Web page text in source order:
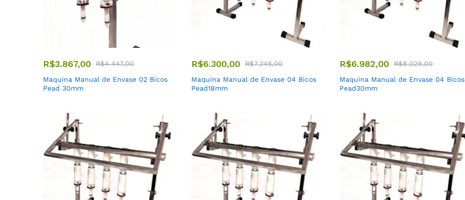
R$3.867,00 R$4.447,00
Maquina Manual de Envase 02 Bicos
Pead 30mm
R$6.300,00 R$7.245,00
Maquina Manual de Envase 04 Bicos
Pead18mm
R$6.982,00 R$8.029,00
Maquina Manual de Envase 04 Bicos
Pead30mm